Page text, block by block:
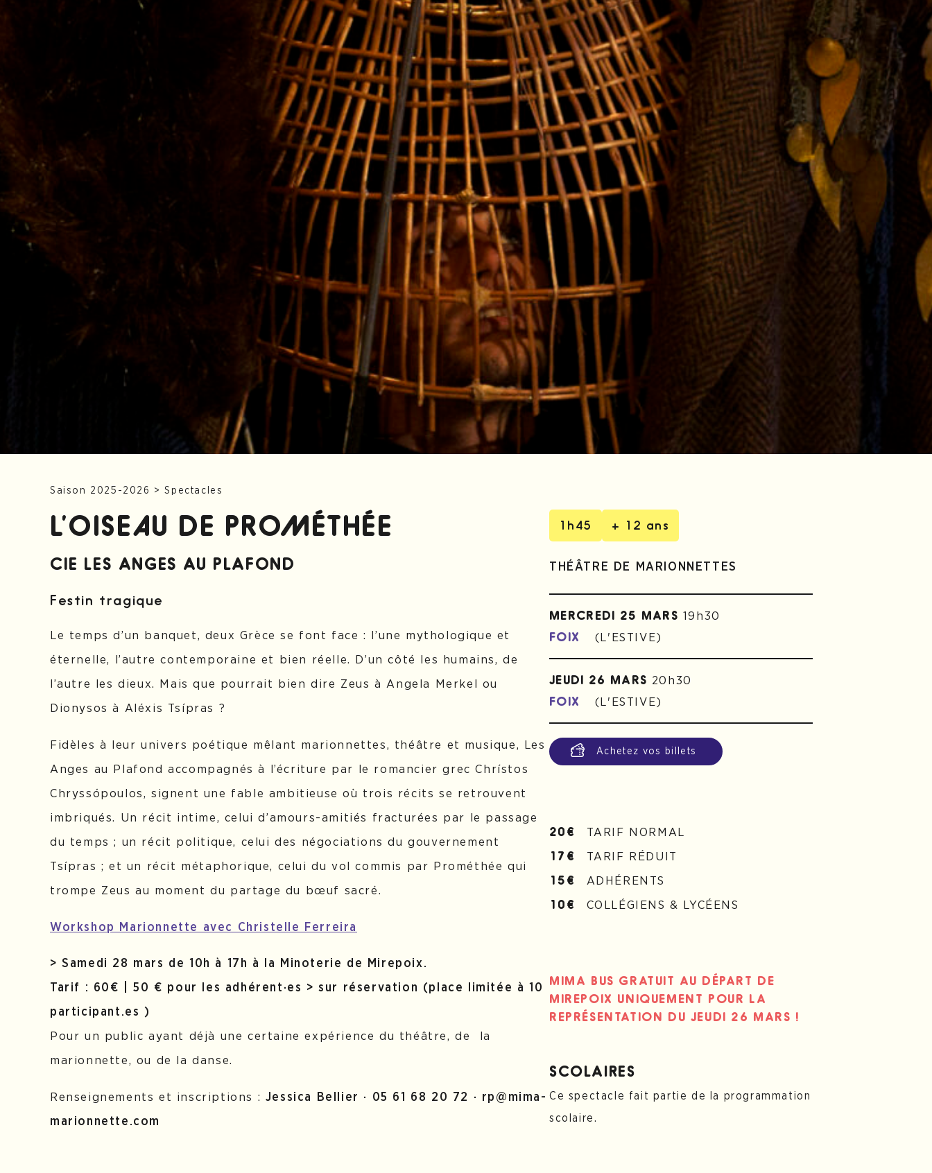
Saison 2025-2026 >Spectacles
L’OISEAU DE PROMÉTHÉE
CIE LES ANGES AU PLAFOND
Festin tragique
Le temps d’un banquet, deux Grèce se font face : l’une mythologique et
éternelle, l’autre contemporaine et bien réelle. D’un côté les humains, de
l’autre les dieux. Mais que pourrait bien dire Zeus à Angela Merkel ou
Dionysos à Aléxis Tsípras ?
Fidèles à leur univers poétique mêlant marionnettes, théâtre et musique, Les
Anges au Plafond accompagnés à l’écriture par le romancier grec Chrístos
Chryssópoulos, signent une fable ambitieuse où trois récits se retrouvent
imbriqués. Un récit intime, celui d’amours-amitiés fracturées par le passage
du temps ; un récit politique, celui des négociations du gouvernement
Tsípras ; et un récit métaphorique, celui du vol commis par Prométhée qui
trompe Zeus au moment du partage du bœuf sacré.
Workshop Marionnette avec Christelle Ferreira
> Samedi 28 mars de 10h à 17h à la Minoterie de Mirepoix.
Tarif : 60€ | 50 € pour les adhérent·es > sur réservation (place limitée à 10
participant.es )
Pour un public ayant déjà une certaine expérience du théâtre, de la
marionnette, ou de la danse.
Renseignements et inscriptions : Jessica Bellier · 05 61 68 20 72 · rp@mima-
marionnette.com
1h45 + 12 ans
THÉÂTRE DE MARIONNETTES
MERCREDI 25 MARS 19h30
FOIX (L'ESTIVE)
JEUDI 26 MARS 20h30
FOIX (L'ESTIVE)
Achetez vos billets
20€ TARIF NORMAL
17€ TARIF RÉDUIT
15€ ADHÉRENTS
10€ COLLÉGIENS & LYCÉENS
MIMA BUS GRATUIT AU DÉPART DE
MIREPOIX UNIQUEMENT POUR LA
REPRÉSENTATION DU JEUDI 26 MARS !
SCOLAIRES
Ce spectacle fait partie de la programmation
scolaire.